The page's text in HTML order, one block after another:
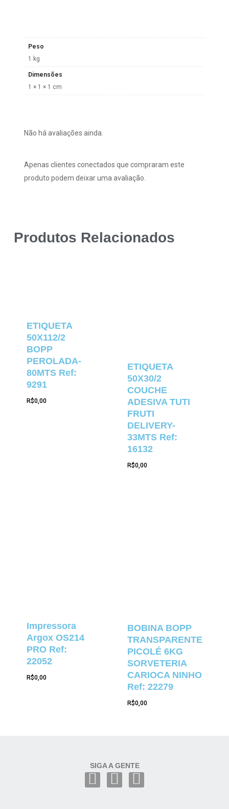
Peso
1 kg
Dimensões
1 × 1 × 1 cm
Não há avaliações ainda.
Apenas clientes conectados que compraram este
produto podem deixar uma avaliação.
Produtos Relacionados
ETIQUETA
50X112/2
BOPP
PEROLADA-
80MTS Ref:
9291
R$0,00
ETIQUETA
50X30/2
COUCHE
ADESIVA TUTI
FRUTI
DELIVERY-
33MTS Ref:
16132
R$0,00
Impressora
Argox OS214
PRO Ref:
22052
R$0,00
BOBINA BOPP
TRANSPARENTE
PICOLÉ 6KG
SORVETERIA
CARIOCA NINHO
Ref: 22279
R$0,00
SIGA A GENTE